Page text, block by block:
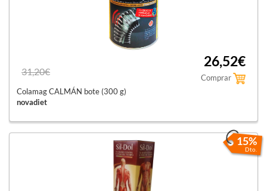
31,20€
26,52€
Comprar
Colamag CALMÁN bote (300 g)
novadiet
15%
Dto.